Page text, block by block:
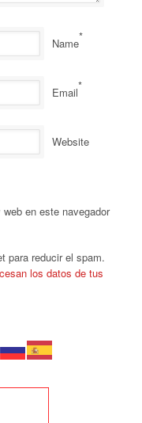
Name*
Email*
Website
en este navegador
para reducir el spam.
los datos de tus